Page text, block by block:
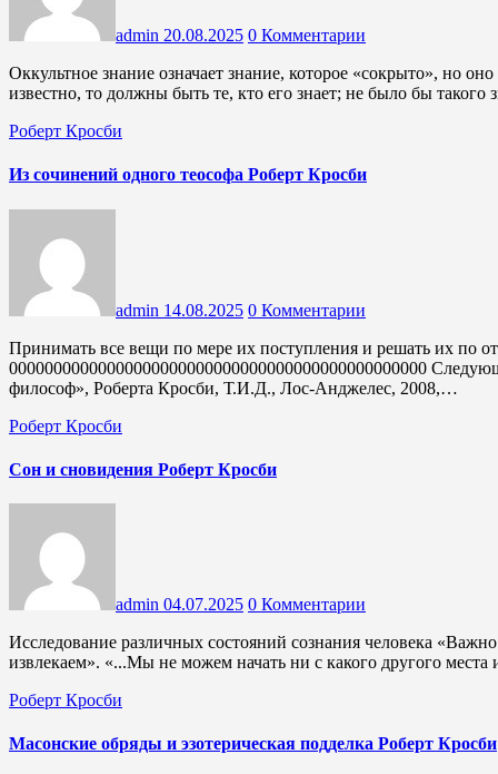
admin 20.08.2025 0 Комментарии
Оккультное знание означает знание, которое «сокрыто», но оно также означает знание, которое известно. Если это знание
известно, то должны быть те, кто его знает; не было бы такого
Роберт Кросби
Из сочинений одного теософа Роберт Кросби
admin 14.08.2025 0 Комментарии
Принимать все вещи по мере их поступления и решать их по отдельности изо дня в день.
00000000000000000000000000000000000000000000000
философ», Роберта Кросби, Т.И.Д., Лос-Анджелес, 2008,…
Роберт Кросби
Сон и сновидения Роберт Кросби
admin 04.07.2025 0 Комментарии
Исследование различных состояний сознания человека «Важно не то, через что мы проходим, а то, что мы из этого
извлекаем». «...Мы не можем начать ни с какого другого
Роберт Кросби
Масонские обряды и эзотерическая подделка Роберт Кросби